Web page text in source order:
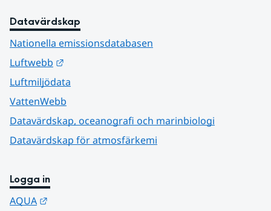
Datavärdskap
Nationella emissionsdatabasen
Luftwebb
Luftmiljödata
VattenWebb
Datavärdskap, oceanografi och marinbiologi
Datavärdskap för atmosfärkemi
Logga in
AQUA